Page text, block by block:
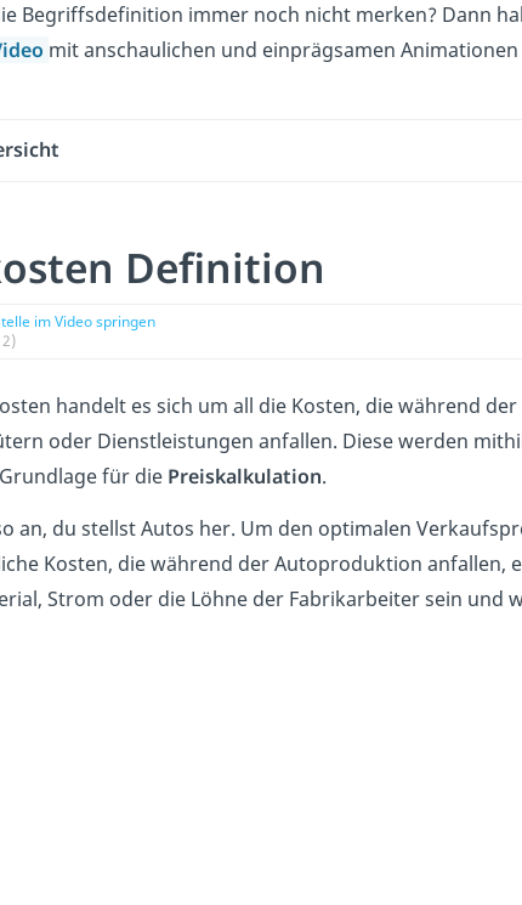
Begriffsdefinition immer noch nicht merken? Dann
mit anschaulichen und einprägsamen
Definition
im Video springen
handelt es sich um all die Kosten, die während
oder Dienstleistungen anfallen. Diese werden
für die Preiskalkulation.
an, du stellst Autos her. Um den optimalen
Kosten, die während der Autoproduktion anfallen,
Strom oder die Löhne der Fabrikarbeiter sein und